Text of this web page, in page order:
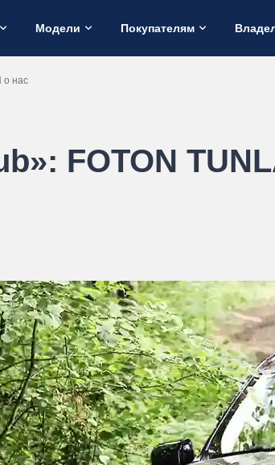
Модели Покупателям
нас
FOTON